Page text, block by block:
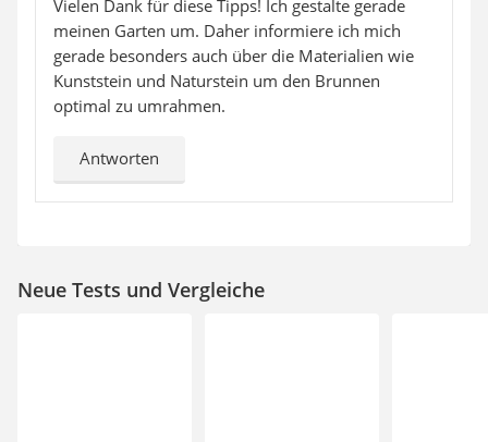
Vielen Dank für diese Tipps! Ich gestalte gerade
meinen Garten um. Daher informiere ich mich
gerade besonders auch über die Materialien wie
Kunststein und Naturstein um den Brunnen
optimal zu umrahmen.
Antworten
Neue Tests und Vergleiche